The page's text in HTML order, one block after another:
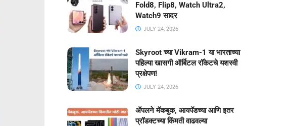
Fold8, Flip8, Watch Ultra2,
Watch9 सादर
JULY 24, 2026
Skyroot च्या Vikram-1 या भारताच्या
पहिल्या खासगी ऑर्बिटल रॉकेटचे यशस्वी
प्रक्षेपण!
JULY 24, 2026
ॲपलने मॅकबुक, आयपॅडच्या आणि इतर
प्रॉडक्टच्या किंमती वाढवल्या